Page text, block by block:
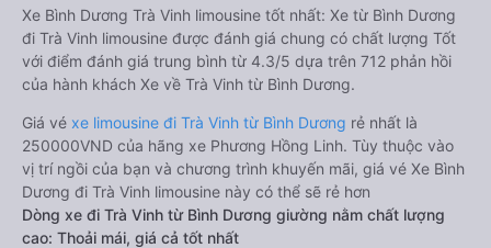
Xe Bình Dương Trà Vinh limousine tốt nhất: Xe từ Bình Dương
đi Trà Vinh limousine được đánh giá chung có chất lượng Tốt
với điểm đánh giá trung bình từ 4.3/5 dựa trên 712 phản hồi
của hành khách Xe về Trà Vinh từ Bình Dương.
Giá vé xe limousine đi Trà Vinh từ Bình Dương rẻ nhất là
250000VND của hãng xe Phương Hồng Linh. Tùy thuộc vào
vị trí ngồi của bạn và chương trình khuyến mãi, giá vé Xe Bình
Dương đi Trà Vinh limousine này có thể sẽ rẻ hơn
Dòng xe đi Trà Vinh từ Bình Dương giường nằm chất lượng
cao: Thoải mái, giá cả tốt nhất